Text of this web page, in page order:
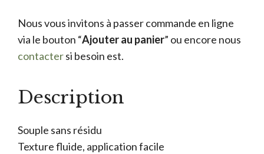
Nous vous invitons à passer commande en ligne
via le bouton “Ajouter au panier” ou encore nous
contactersi besoin est.
Description
Souple sans résidu
Texture fluide, application facile